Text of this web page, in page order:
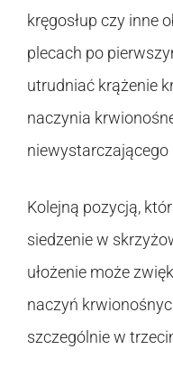
kręgosłup czy inne
plecach po
utrudniać krążenie
naczynia
niewystarczającego
Kolejną pozycją,
siedzenie w
ułożenie może
naczyń
szczególnie w